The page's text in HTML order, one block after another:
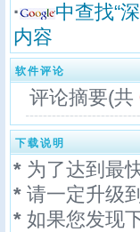
·
中查找“
内容
软件评论
评论摘要(共
下载说明
* 为了达到最
* 请一定升级
* 如果您发现